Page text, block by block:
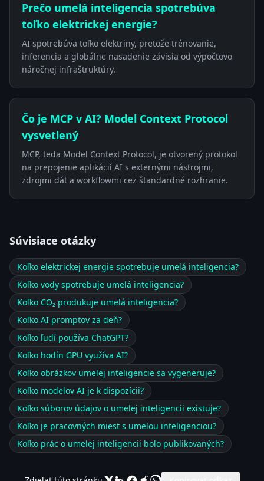
Prečo umelá inteligencia spotrebúva
toľko elektrickej energie?
AI spotrebúva toľko elektriny, pretože trénovanie,
inferencia a globálne nasadenie závisia od výpočtovo
náročnej infraštruktúry.
Čo je MCP v AI? Model Context Protocol
vysvetlený
MCP, teda Model Context Protocol, je otvorený protokol
na prepojenie aplikácií AI s externými nástrojmi,
zdrojmi dát a workflowmi cez štandardné rozhranie.
Súvisiace otázky
Koľko elektrickej energie spotrebuje umelá inteligencia?
Koľko vody spotrebuje umelá inteligencia?
Koľko CO₂ produkuje umelá inteligencia?
Koľko AI promptov za deň?
Koľko ľudí používa ChatGPT?
Koľko hodín GPU využíva AI?
Koľko obrázkov umelej inteligencie sa vygeneruje?
Koľko modelov AI je k dispozícii?
Koľko súborov údajov o umelej inteligencii existuje?
Koľko je pracovných miest s umelou inteligenciou?
Koľko prác o umelej inteligencii bolo publikovaných?